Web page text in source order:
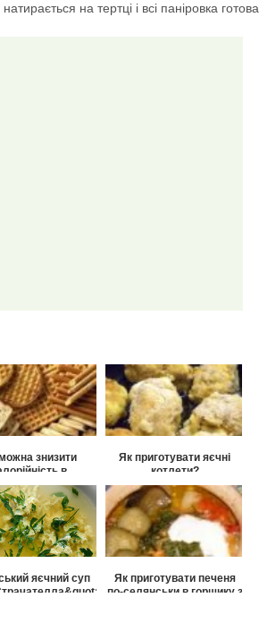
на тертці і всі паніровка готова.
знизити
в
виробах?
Як приготувати яєчні
котлети?
яєчний суп
Як приготувати печеня
по-селянськи в горщику з